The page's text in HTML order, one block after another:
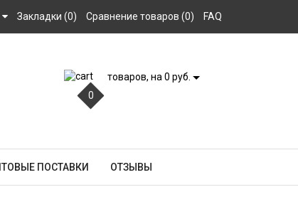
Закладки (0) Сравнение товаров (0) FAQ
0
товаров, на 0 руб.
ПОСТАВКИ ОТЗЫВЫ